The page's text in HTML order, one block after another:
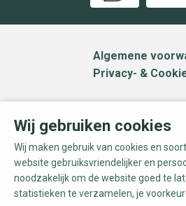
Algemene
Privacy- &
Wij gebruiken cookies
Wij maken gebruik van cookies en
website gebruiksvriendelijker en
noodzakelijk om de website goed te
statistieken te verzamelen, je